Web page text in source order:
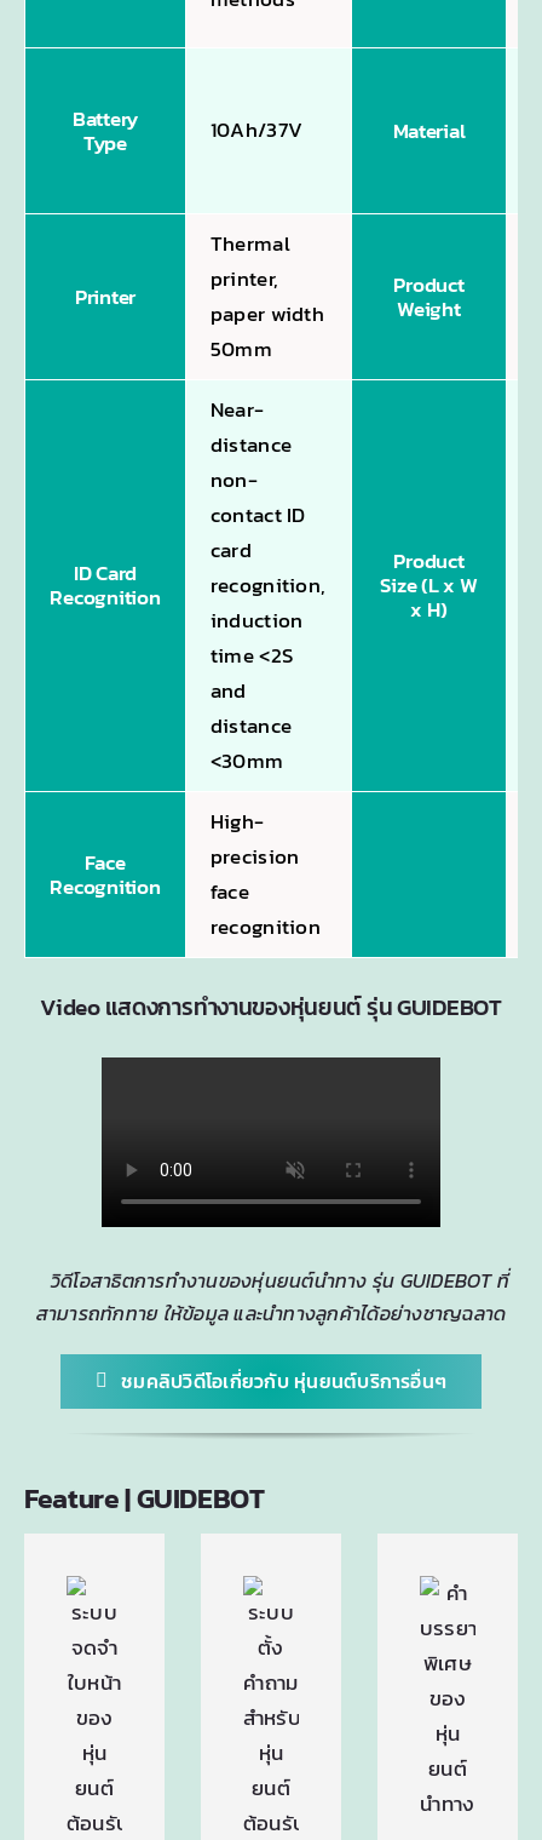
Battery
Type 10Ah/37V Material
Printer
Thermal
printer,
paper width
50mm
Product
Weight
ID Card
Recognition
Near-
distance
non-
contact ID
card
recognition,
induction
time <2S
and
distance
<30mm
Product
Size (L x W
x H)
Face
Recognition
High-
precision
face
recognition
Video แสดงการทำงานของหุ่นยนต์ รุ่น GUIDEBOT
วิดีโอสาธิตการทำงานของหุ่นยนต์นำทาง รุ่น GUIDEBOT ที่
สามารถทักทาย ให้ข้อมูล และนำทางลูกค้าได้อย่างชาญฉลาด
ชมคลิปวิดีโอเกี่ยวกับ หุ่นยนต์บริการอื่นๆ
Feature | GUIDEBOT